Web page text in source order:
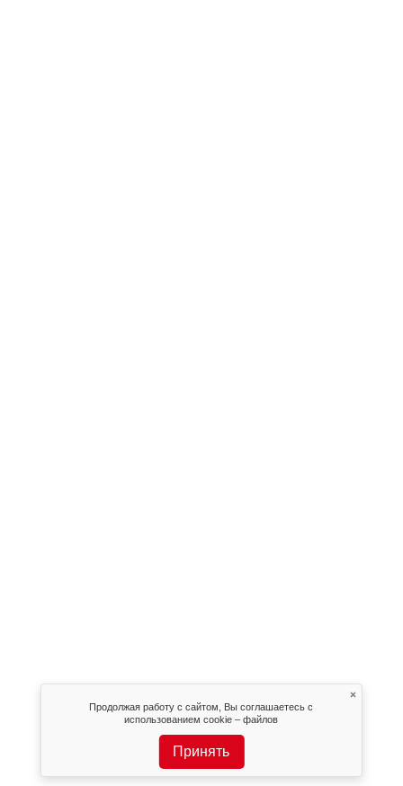
Продолжая работу с сайтом, Вы соглашаетесь с
использованием cookie – файлов
Принять
×